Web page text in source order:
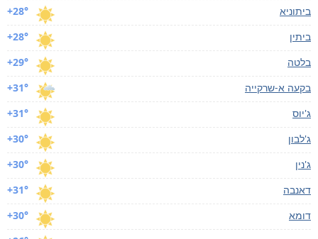
+28°
ביתוניא
+28°
ביתין
+29°
בלטה
+31°
בקעה א-שרקייה
+31°
ג'יוס
+30°
ג'לבון
+30°
ג'נין
+31°
דאנבה
+30°
דומא